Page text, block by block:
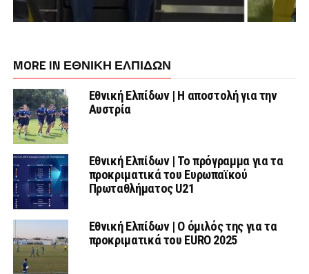
MORE IN ΕΘΝΙΚΗ ΕΛΠΙΔΩΝ
Εθνική Ελπίδων | Η αποστολή για την
Αυστρία
Εθνική Ελπίδων | Το πρόγραμμα για τα
προκριματικά του Ευρωπαϊκού
Πρωταθλήματος U21
Εθνική Ελπίδων | Ο όμιλός της για τα
προκριματικά του EURO 2025